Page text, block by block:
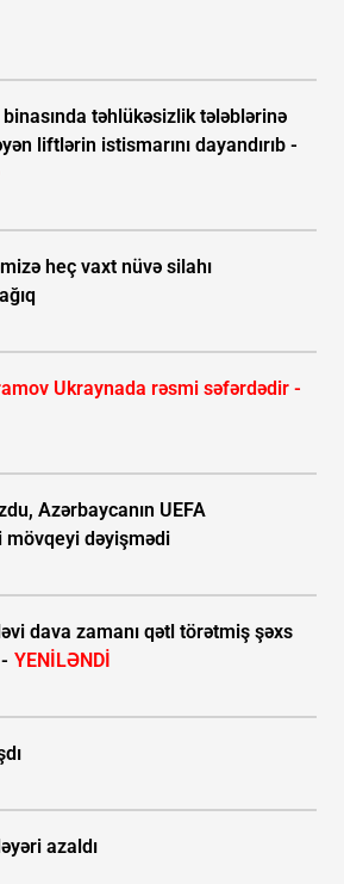
binasında təhlükəsizlik tələblərinə
liftlərin istismarını dayandırıb -
heç vaxt nüvə silahı
Ukraynada rəsmi səfərdədir -
Azərbaycanın UEFA
mövqeyi dəyişmədi
dava zamanı qətl törətmiş şəxs
YENİLƏNDİ
azaldı